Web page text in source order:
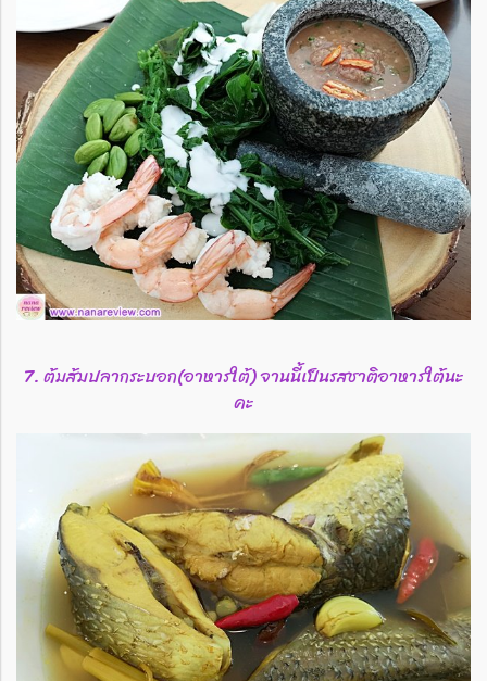
7. ต้มส้มปลากระบอก(อาหารใต้) จานนี้เป็นรสชาติอาหารใต้นะ
คะ